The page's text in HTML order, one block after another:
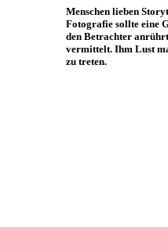
Menschen lieben
Fotografie sollte eine
den Betrachter
vermittelt. Ihm Lust
zu treten.